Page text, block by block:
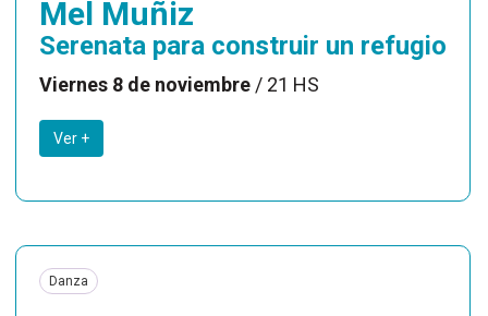
Mel Muñiz
Serenata para construir un refugio
Viernes 8 de noviembre / 21 HS
Ver +
Danza